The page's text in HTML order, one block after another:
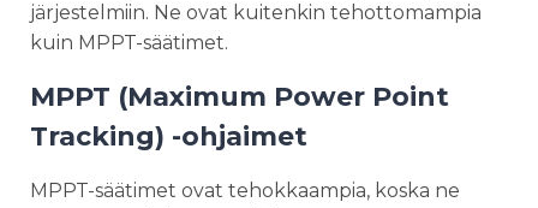
järjestelmiin. Ne ovat kuitenkin tehottomampia
kuin MPPT-säätimet.
MPPT (Maximum Power Point
Tracking) -ohjaimet
MPPT-säätimet ovat tehokkaampia, koska ne